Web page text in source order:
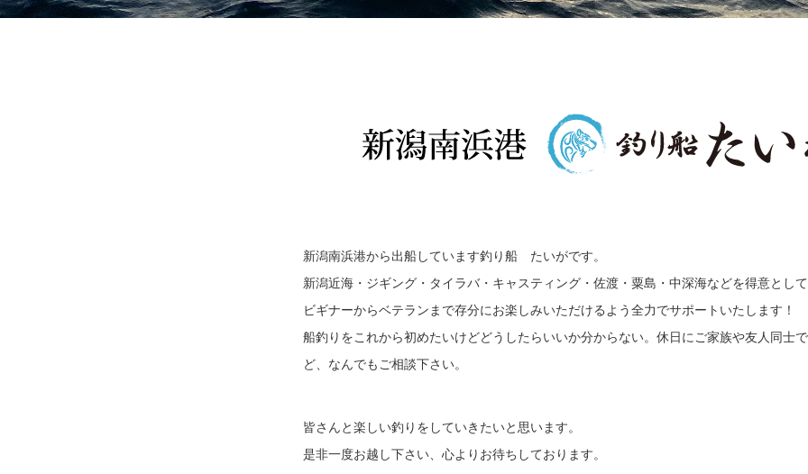
新潟南浜港から出船しています釣り船 たいがです。
新潟近海・ジギング・タイラバ・キャスティング・佐渡・粟島・中深海などを得意とし
ビギナーからベテランまで存分にお楽しみいただけるよう全力でサポートいたします！
船釣りをこれから初めたいけどどうしたらいいか分からない。休日にご家族や友人同士
ど、なんでもご相談下さい。
皆さんと楽しい釣りをしていきたいと思います。
是非一度お越し下さい、心よりお待ちしております。